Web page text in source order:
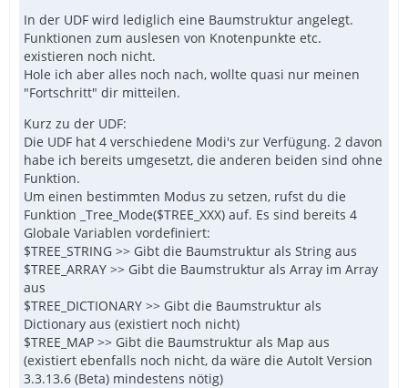
In der UDF wird lediglich eine Baumstruktur angelegt.
Funktionen zum auslesen von Knotenpunkte etc.
existieren noch nicht.
Hole ich aber alles noch nach, wollte quasi nur meinen
"Fortschritt" dir mitteilen.
Kurz zu der UDF:
Die UDF hat 4 verschiedene Modi's zur Verfügung. 2 davon
habe ich bereits umgesetzt, die anderen beiden sind ohne
Funktion.
Um einen bestimmten Modus zu setzen, rufst du die
Funktion _Tree_Mode($TREE_XXX) auf. Es sind bereits 4
Globale Variablen vordefiniert:
$TREE_STRING >> Gibt die Baumstruktur als String aus
$TREE_ARRAY >> Gibt die Baumstruktur als Array im Array
aus
$TREE_DICTIONARY >> Gibt die Baumstruktur als
Dictionary aus (existiert noch nicht)
$TREE_MAP >> Gibt die Baumstruktur als Map aus
(existiert ebenfalls noch nicht, da wäre die AutoIt Version
3.3.13.6 (Beta) mindestens nötig)